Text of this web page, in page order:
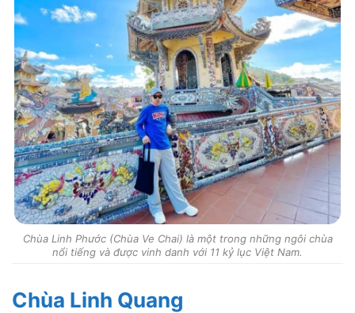
Chùa Linh Phước (Chùa Ve Chai) là một trong những ngôi chùa
nổi tiếng và được vinh danh với 11 kỷ lục Việt Nam.
Chùa Linh Quang